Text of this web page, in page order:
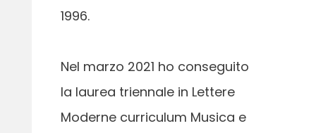
1996.
Nel marzo 2021 ho conseguito
la laurea triennale in Lettere
Moderne curriculum Musica e